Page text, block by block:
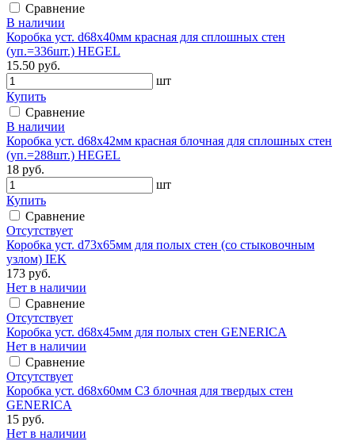
Сравнение
В наличии
Коробка уст. d68х40мм красная для сплошных стен
(уп.=336шт.) HEGEL
15.50 руб.
шт
Купить
Сравнение
В наличии
Коробка уст. d68х42мм красная блочная для сплошных стен
(уп.=288шт.) HEGEL
18 руб.
шт
Купить
Сравнение
Отсутствует
Коробка уст. d73x65мм для полых стен (со стыковочным
узлом) IEK
173 руб.
Нет в наличии
Сравнение
Отсутствует
Коробка уст. d68x45мм для полых стен GENERICA
Нет в наличии
Сравнение
Отсутствует
Коробка уст. d68х60мм СЗ блочная для твердых стен
GENERICA
15 руб.
Нет в наличии